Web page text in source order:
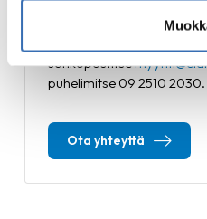
sähköpostitse
puhelimitse 09 2510 2030.
Ota yhteyttä